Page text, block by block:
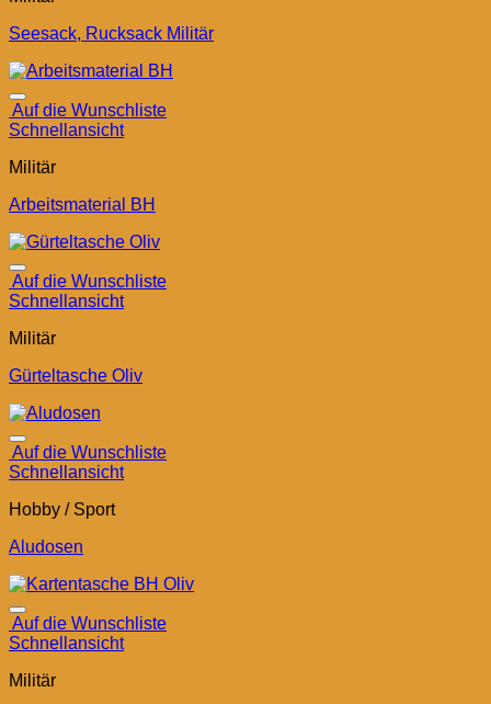
Seesack, Rucksack Militär
Auf die Wunschliste
Schnellansicht
Militär
Arbeitsmaterial BH
Auf die Wunschliste
Schnellansicht
Militär
Gürteltasche Oliv
Auf die Wunschliste
Schnellansicht
Hobby / Sport
Aludosen
Auf die Wunschliste
Schnellansicht
Militär